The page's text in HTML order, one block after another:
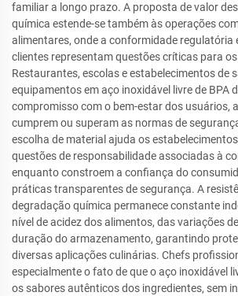
familiar a longo prazo. A proposta de valor
química estende-se também às operações
alimentares, onde a conformidade regulatória
clientes representam questões críticas para
Restaurantes, escolas e estabelecimentos de
equipamentos em aço inoxidável livre de BPA
compromisso com o bem-estar dos usuários,
cumprem ou superam as normas de
escolha de material ajuda os
questões de responsabilidade associadas à
enquanto constroem a confiança do
práticas transparentes de segurança. A
degradação química permanece constante
nível de acidez dos alimentos, das variações
duração do armazenamento, garantindo
diversas aplicações culinárias. Chefs
especialmente o fato de que o aço inoxidável
os sabores autênticos dos ingredientes, sem